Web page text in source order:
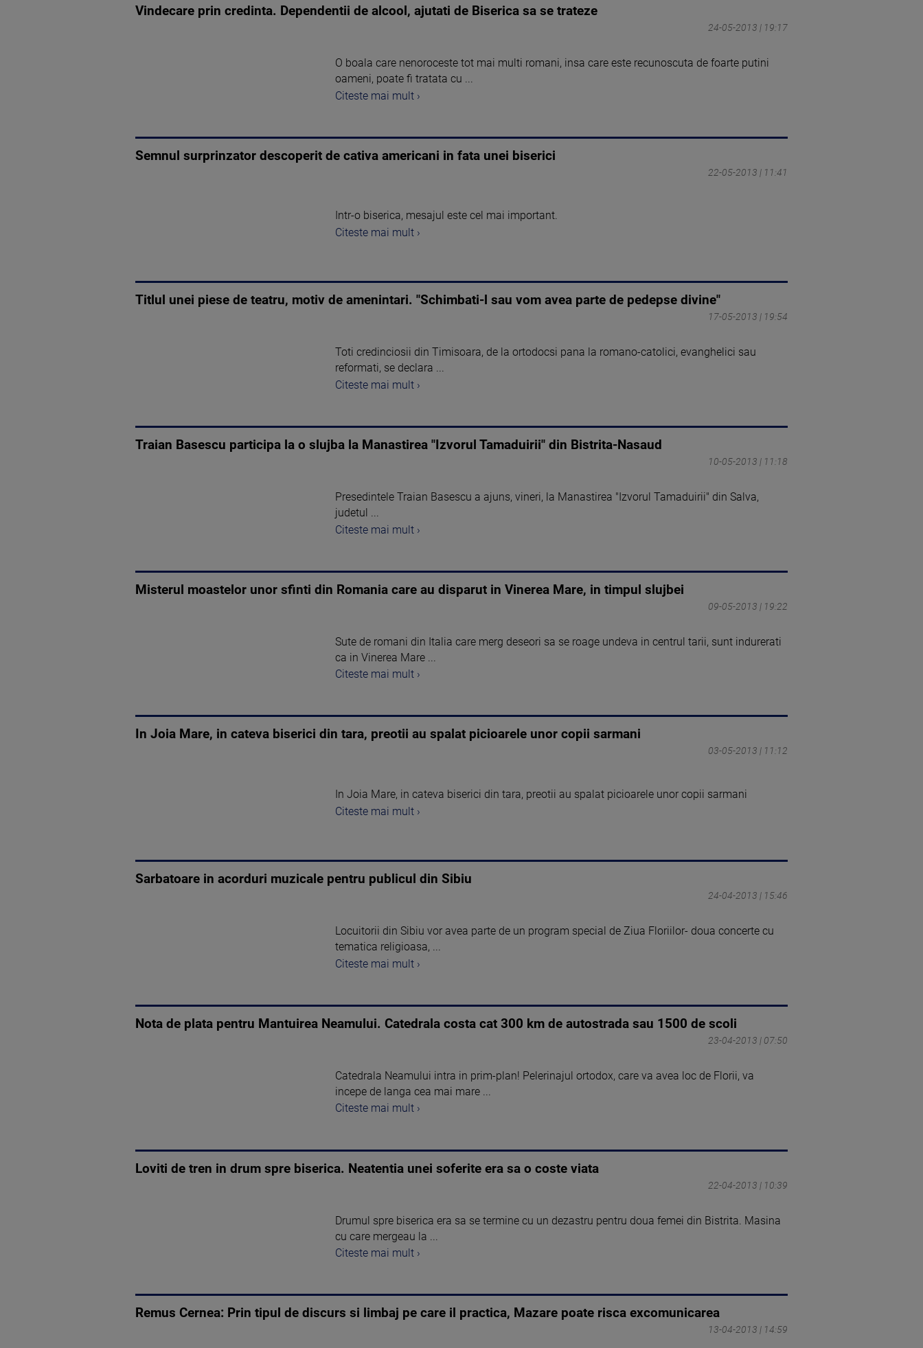
Vindecare prin credinta. Dependentii de alcool, ajutati de Biserica sa se trateze
24-05-2013 | 19:17
O boala care nenoroceste tot mai multi romani, insa care este recunoscuta de foarte putini
oameni, poate fi tratata cu ...
Citeste mai mult ›
Semnul surprinzator descoperit de cativa americani in fata unei biserici
22-05-2013 | 11:41
Intr-o biserica, mesajul este cel mai important.
Citeste mai mult ›
Titlul unei piese de teatru, motiv de amenintari. "Schimbati-l sau vom avea parte de pedepse divine"
17-05-2013 | 19:54
Toti credinciosii din Timisoara, de la ortodocsi pana la romano-catolici, evanghelici sau
reformati, se declara ...
Citeste mai mult ›
Traian Basescu participa la o slujba la Manastirea "Izvorul Tamaduirii" din Bistrita-Nasaud
10-05-2013 | 11:18
Presedintele Traian Basescu a ajuns, vineri, la Manastirea "Izvorul Tamaduirii" din Salva,
judetul ...
Citeste mai mult ›
Misterul moastelor unor sfinti din Romania care au disparut in Vinerea Mare, in timpul slujbei
09-05-2013 | 19:22
Sute de romani din Italia care merg deseori sa se roage undeva in centrul tarii, sunt indurerati
ca in Vinerea Mare ...
Citeste mai mult ›
In Joia Mare, in cateva biserici din tara, preotii au spalat picioarele unor copii sarmani
03-05-2013 | 11:12
In Joia Mare, in cateva biserici din tara, preotii au spalat picioarele unor copii sarmani
Citeste mai mult ›
Sarbatoare in acorduri muzicale pentru publicul din Sibiu
24-04-2013 | 15:46
Locuitorii din Sibiu vor avea parte de un program special de Ziua Floriilor- doua concerte cu
tematica religioasa, ...
Citeste mai mult ›
Nota de plata pentru Mantuirea Neamului. Catedrala costa cat 300 km de autostrada sau 1500 de scoli
23-04-2013 | 07:50
Catedrala Neamului intra in prim-plan! Pelerinajul ortodox, care va avea loc de Florii, va
incepe de langa cea mai mare ...
Citeste mai mult ›
Loviti de tren in drum spre biserica. Neatentia unei soferite era sa o coste viata
22-04-2013 | 10:39
Drumul spre biserica era sa se termine cu un dezastru pentru doua femei din Bistrita. Masina
cu care mergeau la ...
Citeste mai mult ›
Remus Cernea: Prin tipul de discurs si limbaj pe care il practica, Mazare poate risca excomunicarea
13-04-2013 | 14:59